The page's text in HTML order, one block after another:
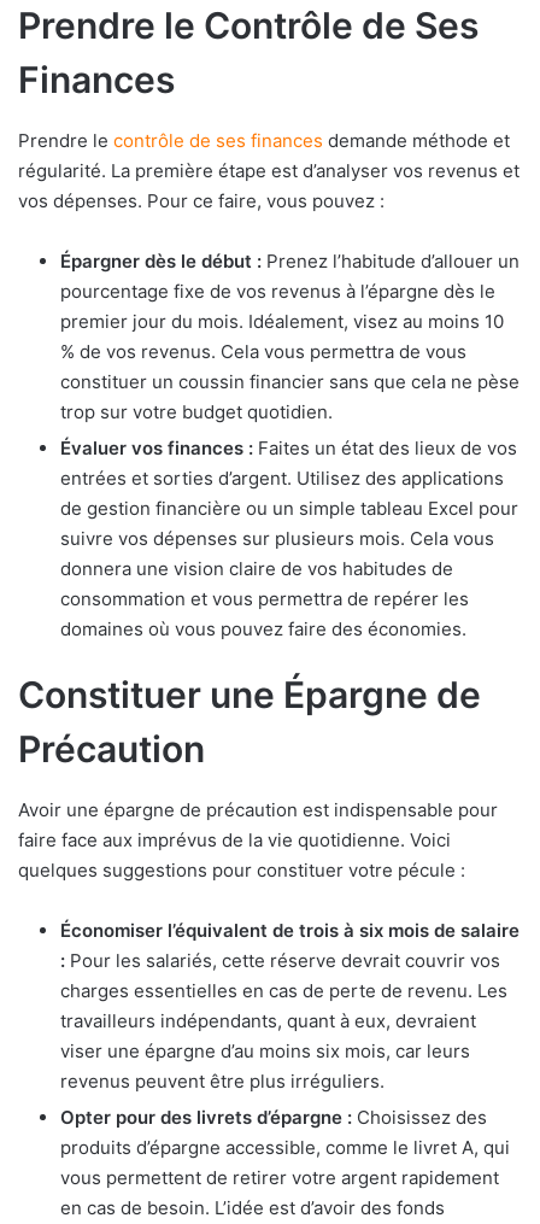
Prendre le Contrôle de Ses
Finances
Prendre le contrôle de ses finances demande méthode et
régularité. La première étape est d’analyser vos revenus et
vos dépenses. Pour ce faire, vous pouvez :
Épargner dès le début : Prenez l’habitude d’allouer un
pourcentage fixe de vos revenus à l’épargne dès le
premier jour du mois. Idéalement, visez au moins 10
% de vos revenus. Cela vous permettra de vous
constituer un coussin financier sans que cela ne pèse
trop sur votre budget quotidien.
Évaluer vos finances : Faites un état des lieux de vos
entrées et sorties d’argent. Utilisez des applications
de gestion financière ou un simple tableau Excel pour
suivre vos dépenses sur plusieurs mois. Cela vous
donnera une vision claire de vos habitudes de
consommation et vous permettra de repérer les
domaines où vous pouvez faire des économies.
Constituer une Épargne de
Précaution
Avoir une épargne de précaution est indispensable pour
faire face aux imprévus de la vie quotidienne. Voici
quelques suggestions pour constituer votre pécule :
Économiser l’équivalent de trois à six mois de salaire
: Pour les salariés, cette réserve devrait couvrir vos
charges essentielles en cas de perte de revenu. Les
travailleurs indépendants, quant à eux, devraient
viser une épargne d’au moins six mois, car leurs
revenus peuvent être plus irréguliers.
Opter pour des livrets d’épargne : Choisissez des
produits d’épargne accessible, comme le livret A, qui
vous permettent de retirer votre argent rapidement
en cas de besoin. L’idée est d’avoir des fonds